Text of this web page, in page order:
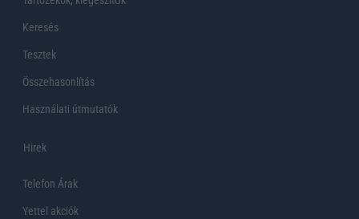
Keresés
Tesztek
Összehasonlítás
Használati útmutatók
Hirek
Telefon Árak
Yettel akciók